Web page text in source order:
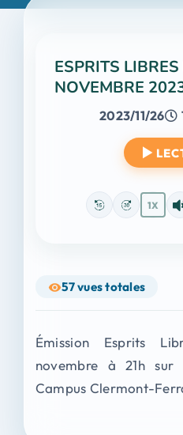
ESPRITS
NOVEMBRE
2023/11/26
1X
57vues totales
Émission Esprits
novembre à 21h
Campus Clermont-